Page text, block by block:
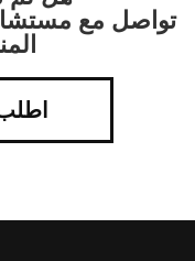
تواصل مع